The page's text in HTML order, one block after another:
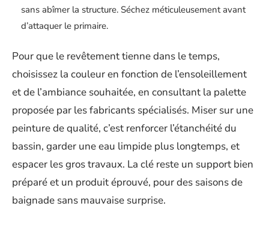
sans abîmer la structure. Séchez méticuleusement avant
d’attaquer le primaire.
Pour que le revêtement tienne dans le temps,
choisissez la couleur en fonction de l’ensoleillement
et de l’ambiance souhaitée, en consultant la palette
proposée par les fabricants spécialisés. Miser sur une
peinture de qualité, c’est renforcer l’étanchéité du
bassin, garder une eau limpide plus longtemps, et
espacer les gros travaux. La clé reste un support bien
préparé et un produit éprouvé, pour des saisons de
baignade sans mauvaise surprise.